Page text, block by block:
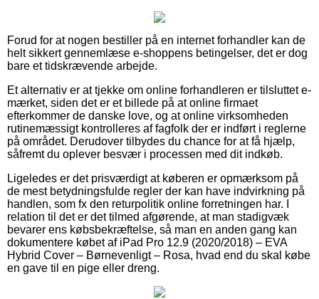
Forud for at nogen bestiller på en internet forhandler kan de
helt sikkert gennemlæse e-shoppens betingelser, det er dog
bare et tidskrævende arbejde.
Et alternativ er at tjekke om online forhandleren er tilsluttet e-
mærket, siden det er et billede på at online firmaet
efterkommer de danske love, og at online virksomheden
rutinemæssigt kontrolleres af fagfolk der er indført i reglerne
på området. Derudover tilbydes du chance for at få hjælp,
såfremt du oplever besvær i processen med dit indkøb.
Ligeledes er det prisværdigt at køberen er opmærksom på
de mest betydningsfulde regler der kan have indvirkning på
handlen, som fx den returpolitik online forretningen har. I
relation til det er det tilmed afgørende, at man stadigvæk
bevarer ens købsbekræftelse, så man en anden gang kan
dokumentere købet af iPad Pro 12.9 (2020/2018) – EVA
Hybrid Cover – Børnevenligt – Rosa, hvad end du skal købe
en gave til en pige eller dreng.